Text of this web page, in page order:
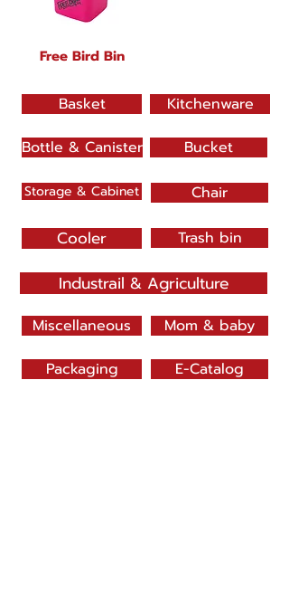
Free Bird Bin
Basket
Bottle & Canister
Kitchenware
Bucket
Storage & Cabinet Chair
Cooler Trash bin
Industrail & Agriculture
Miscellaneous
Packaging
Mom & baby
E-Catalog